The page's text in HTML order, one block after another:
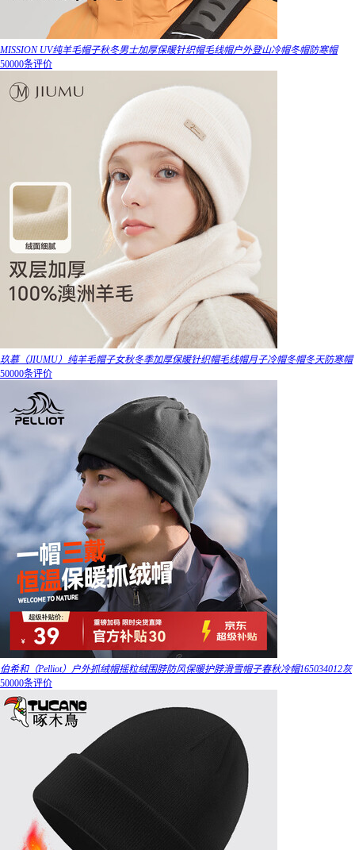
MISSION UV纯羊毛帽子秋冬男士加厚保暖针织帽毛线帽户外登山冷帽冬帽防寒帽
50000条评价
玖慕（JIUMU）纯羊毛帽子女秋冬季加厚保暖针织帽毛线帽月子冷帽冬帽冬天防寒帽
50000条评价
伯希和（Pelliot）户外抓绒帽摇粒绒围脖防风保暖护脖滑雪帽子春秋冷帽165034012灰
50000条评价